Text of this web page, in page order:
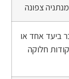
צפונה
ביעד אחד או
חלוקה